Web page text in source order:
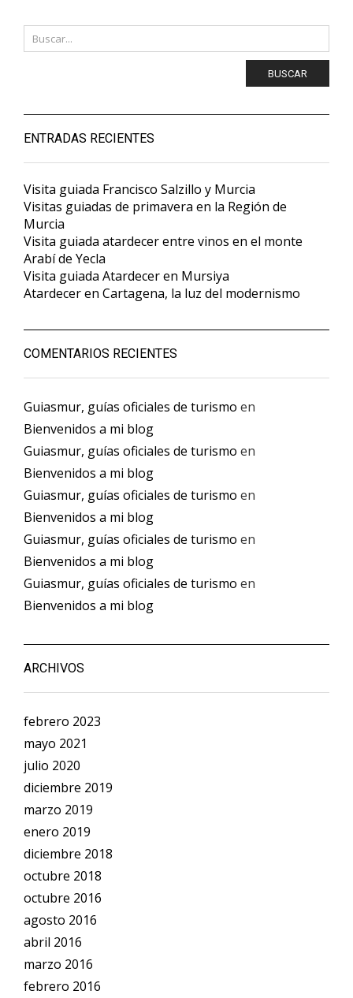
BUSCAR
ENTRADAS RECIENTES
Visita guiada Francisco Salzillo y Murcia
Visitas guiadas de primavera en la Región de
Murcia
Visita guiada atardecer entre vinos en el monte
Arabí de Yecla
Visita guiada Atardecer en Mursiya
Atardecer en Cartagena, la luz del modernismo
COMENTARIOS RECIENTES
Guiasmur, guías oficiales de turismo en
Bienvenidos a mi blog
Guiasmur, guías oficiales de turismo en
Bienvenidos a mi blog
Guiasmur, guías oficiales de turismo en
Bienvenidos a mi blog
Guiasmur, guías oficiales de turismo en
Bienvenidos a mi blog
Guiasmur, guías oficiales de turismo en
Bienvenidos a mi blog
ARCHIVOS
febrero 2023
mayo 2021
julio 2020
diciembre 2019
marzo 2019
enero 2019
diciembre 2018
octubre 2018
octubre 2016
agosto 2016
abril 2016
marzo 2016
febrero 2016